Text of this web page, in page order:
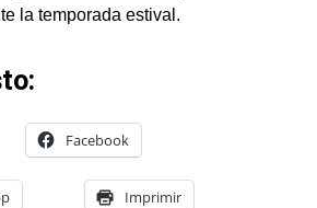
la temporada estival.
Facebook
Imprimir